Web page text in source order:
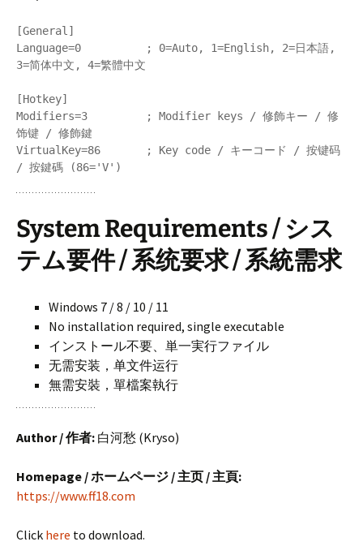
[General]
Language=0          ; 0=Auto, 1=English, 2=日本語,
3=简体中文, 4=繁體中文
[Hotkey]
Modifiers=3         ; Modifier keys / 修飾キー / 修
饰键 / 修飾鍵
VirtualKey=86       ; Key code / キーコード / 按键码
/ 按鍵碼 (86='V')
System Requirements / シス
テム要件 / 系统要求 / 系統需求
Windows 7 / 8 / 10 / 11
No installation required, single executable
インストール不要、単一実行ファイル
无需安装，单文件运行
無需安裝，單檔案執行
Author / 作者: 白河愁 (Kryso)
Homepage / ホームページ / 主页 / 主頁:
https://www.ff18.com
Click here to download.